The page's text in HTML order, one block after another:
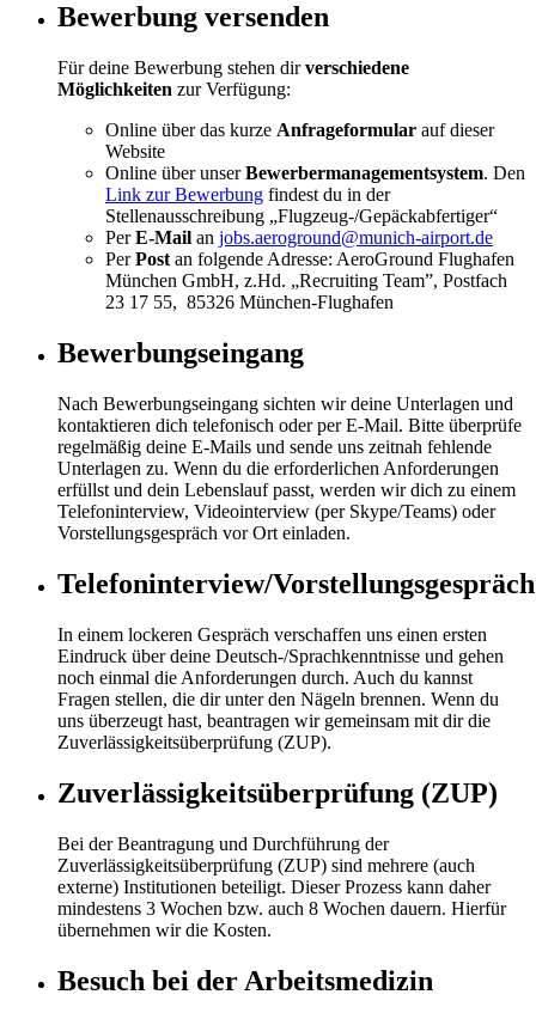
Bewerbung versenden
Für deine Bewerbung stehen dirverschiedene
Möglichkeiten zur Verfügung:
Online über das kurze Anfrageformular auf dieser
Website
Online über unserBewerbermanagementsystem. Den
Link zur Bewerbung findest du in der
Stellenausschreibung „Flugzeug-/Gepäckabfertiger“
PerE-Mail an jobs.aeroground@munich-airport.de
PerPost an folgende Adresse: AeroGround Flughafen
München GmbH, z.Hd. „Recruiting Team”, Postfach
23 17 55, 85326 München-Flughafen
Bewerbungseingang
Nach Bewerbungseingang sichten wir deine Unterlagen und
kontaktieren dich telefonisch oder per E-Mail. Bitte überprüfe
regelmäßig deine E-Mails und sende uns zeitnah fehlende
Unterlagen zu. Wenn du die erforderlichen Anforderungen
erfüllst und dein Lebenslauf passt, werden wir dich zu einem
Telefoninterview, Videointerview (per Skype/Teams) oder
Vorstellungsgespräch vor Ort einladen.
Telefoninterview/Vorstellungsgespräch
In einem lockeren Gespräch verschaffen uns einen ersten
Eindruck über deine Deutsch-/Sprachkenntnisse und gehen
noch einmal die Anforderungen durch. Auch du kannst
Fragen stellen, die dir unter den Nägeln brennen. Wenn du
uns überzeugt hast, beantragen wir gemeinsam mit dir die
Zuverlässigkeitsüberprüfung (ZUP).
Zuverlässigkeitsüberprüfung (ZUP)
Bei der Beantragung und Durchführung der
Zuverlässigkeitsüberprüfung (ZUP) sind mehrere (auch
externe) Institutionen beteiligt. Dieser Prozess kann daher
mindestens 3 Wochen bzw. auch 8 Wochen dauern. Hierfür
übernehmen wir die Kosten.
Besuch bei der Arbeitsmedizin